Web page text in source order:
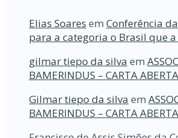
Elias Soares em Conferência
para a categoria o Brasil que
gilmar tiepo da silva em
BAMERINDUS – CARTA ABERTA
Gilmar tiepo da silva em
BAMERINDUS – CARTA ABERTA